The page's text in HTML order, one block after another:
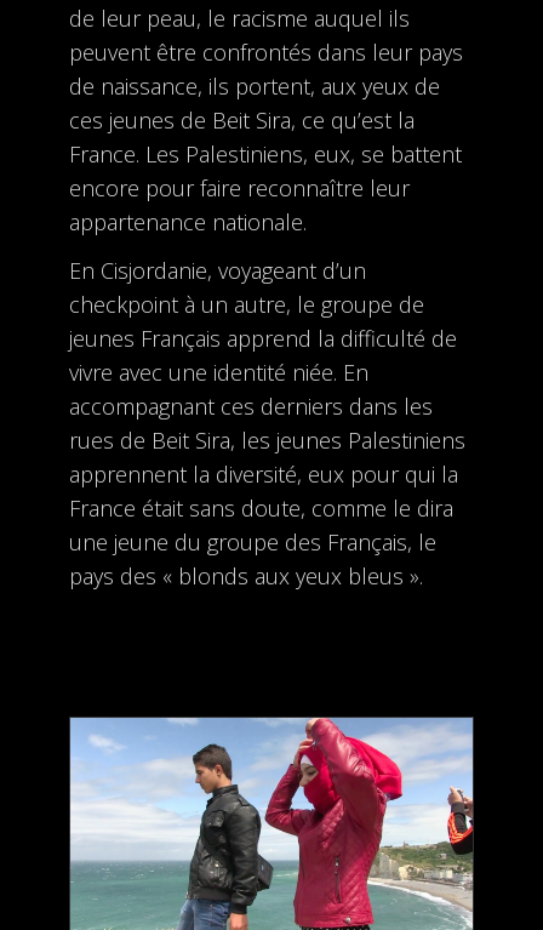
de leur peau, le racisme auquel ils
peuvent être confrontés dans leur pays
de naissance, ils portent, aux yeux de
ces jeunes de Beit Sira, ce qu’est la
France. Les Palestiniens, eux, se battent
encore pour faire reconnaître leur
appartenance nationale.
En Cisjordanie, voyageant d’un
checkpoint à un autre, le groupe de
jeunes Français apprend la difficulté de
vivre avec une identité niée. En
accompagnant ces derniers dans les
rues de Beit Sira, les jeunes Palestiniens
apprennent la diversité, eux pour qui la
France était sans doute, comme le dira
une jeune du groupe des Français, le
pays des « blonds aux yeux bleus ».